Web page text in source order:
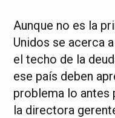
Aunque no es la
Unidos se acerca
el techo de la
ese país deben
problema lo antes
la directora